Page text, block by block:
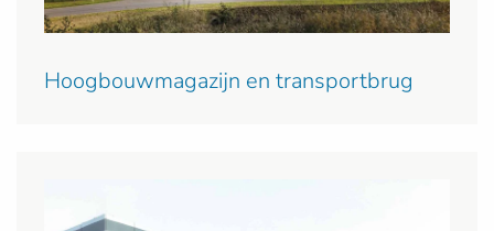
Hoogbouwmagazijn en transportbrug